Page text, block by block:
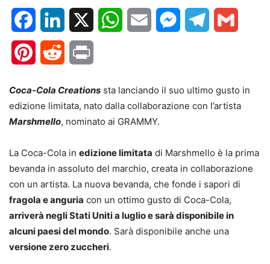
FacebookLinkedIn WhatsApp
Email MessengerTelegram
PinterestReddit
Coca-Cola Creations sta lanciando il suo ultimo gusto in
edizione limitata, nato dalla collaborazione con l’artista
Marshmello, nominato ai GRAMMY.
La Coca-Cola in edizione limitata di Marshmello è la prima
bevanda in assoluto del marchio, creata in collaborazione
con un artista. La nuova bevanda, che fonde i sapori di
fragola e anguria con un ottimo gusto di Coca-Cola,
arriverà negli Stati Uniti a luglio e sarà disponibile in
alcuni paesi del mondo. Sarà disponibile anche una
versione zero zuccheri.